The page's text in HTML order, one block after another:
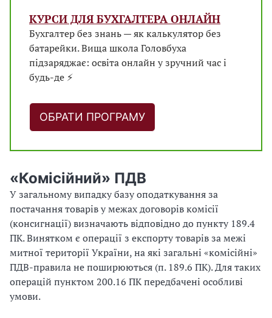
КУРСИ ДЛЯ БУХГАЛТЕРА ОНЛАЙН
Бухгалтер без знань — як калькулятор без
батарейки. Вища школа Головбуха
підзаряджає: освіта онлайн у зручний час і
будь-де ⚡
ОБРАТИ ПРОГРАМУ
«Комісійний» ПДВ
У загальному випадку базу оподаткування за
постачання товарів у межах договорів комісії
(консигнації) визначають відповідно до пункту 189.4
ПК. Винятком є операції з експорту товарів за межі
митної території України, на які загальні «комісійні»
ПДВ-правила не поширюються (п. 189.6 ПК). Для таких
операцій пунктом 200.16 ПК передбачені особливі
умови.